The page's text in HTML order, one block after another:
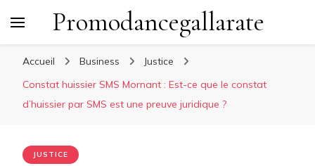
Promodancegallarate
Accueil Business
Justice
Constat huissier SMS Mornant : Est-ce que le constat
d’huissier par SMS est une preuve juridique ?
JUSTICE